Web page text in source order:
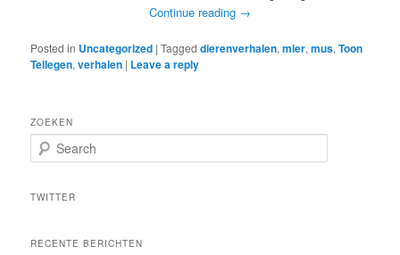
Continue reading →
Posted in Uncategorized |Tagged dierenverhalen,mier,mus,Toon
Tellegen,verhalen | Leave a reply
ZOEKEN
e
rTWITTER
RECENTE BERICHTEN